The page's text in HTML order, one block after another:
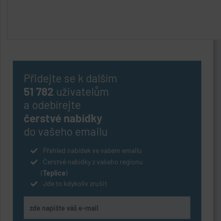
Přidejte se k dalším
51 782 uživatelům
a odebírejte
čerstvé nabídky
do vašeho emailu
Přehled nabídek ve vašem emailu
Čerstvé nabídky z vašeho regionu
(Teplice)
Jde to kdykoliv zrušit